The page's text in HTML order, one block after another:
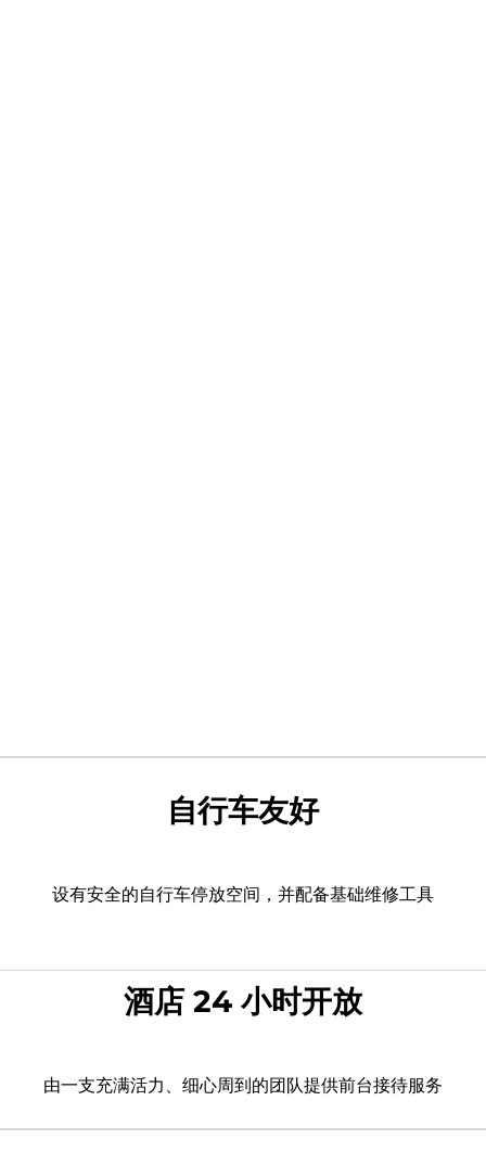
自行车友好
设有安全的自行车停放空间，并配备基础维修工具
酒店 24 小时开放
由一支充满活力、细心周到的团队提供前台接待服务